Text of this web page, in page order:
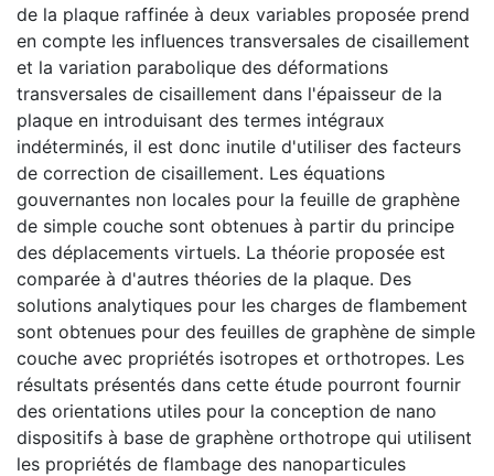
de la plaque raffinée à deux variables proposée prend
en compte les influences transversales de cisaillement
et la variation parabolique des déformations
transversales de cisaillement dans l'épaisseur de la
plaque en introduisant des termes intégraux
indéterminés, il est donc inutile d'utiliser des facteurs
de correction de cisaillement. Les équations
gouvernantes non locales pour la feuille de graphène
de simple couche sont obtenues à partir du principe
des déplacements virtuels. La théorie proposée est
comparée à d'autres théories de la plaque. Des
solutions analytiques pour les charges de flambement
sont obtenues pour des feuilles de graphène de simple
couche avec propriétés isotropes et orthotropes. Les
résultats présentés dans cette étude pourront fournir
des orientations utiles pour la conception de nano
dispositifs à base de graphène orthotrope qui utilisent
les propriétés de flambage des nanoparticules